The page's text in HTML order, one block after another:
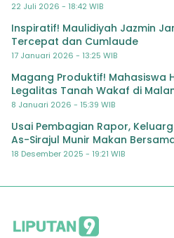
22 Juli 2026 - 18:42 WIB
Inspiratif! Maulidiyah Jazmin
Tercepat dan Cumlaude
17 Januari 2026 - 13:25 WIB
Magang Produktif! Mahasiswa
Legalitas Tanah Wakaf di
8 Januari 2026 - 15:39 WIB
Usai Pembagian Rapor,
As-Sirajul Munir Makan
Semester
18 Desember 2025 - 19:21 WIB